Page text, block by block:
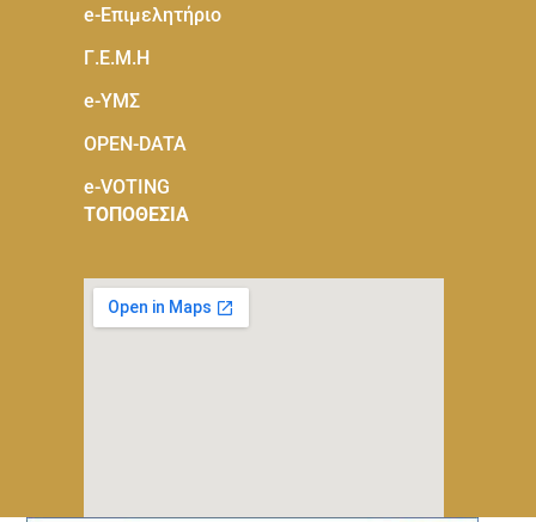
e-Eπιμελητήριο
Γ.Ε.Μ.Η
e-ΥΜΣ
OPEN-DATA
e-VOTING
ΤΟΠΟΘΕΣΙΑ